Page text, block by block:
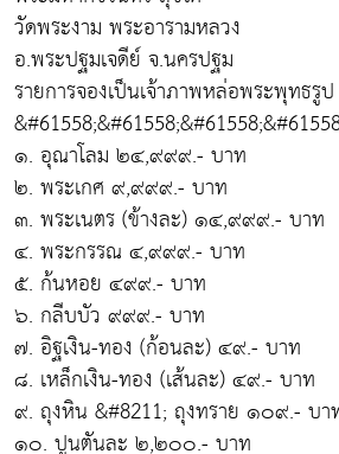
วัดพระงาม พระอารามหลวง
อ.พระปฐมเจดีย์ จ.นครปฐม
รายการจองเป็นเจ้าภาพหล่อพระพุทธรูป
๑. อุณาโลม ๒๔,๙๙๙.- บาท
๒. พระเกศ ๙,๙๙๙.- บาท
๓. พระเนตร (ข้างละ) ๑๔,๙๙๙.- บาท
๔. พระกรรณ ๔,๙๙๙.- บาท
๕. ก้นหอย ๔๙๙.- บาท
๖. กลีบบัว ๙๙๙.- บาท
๗. อิฐเงิน-ทอง (ก้อนละ) ๔๙.- บาท
๘. เหล็กเงิน-ทอง (เส้นละ) ๔๙.- บาท
๙. ถุงหิน &#8211; ถุงทราย ๑๐๙.- บา
๑๐. ปูนตันละ ๒,๒๐๐.- บาท